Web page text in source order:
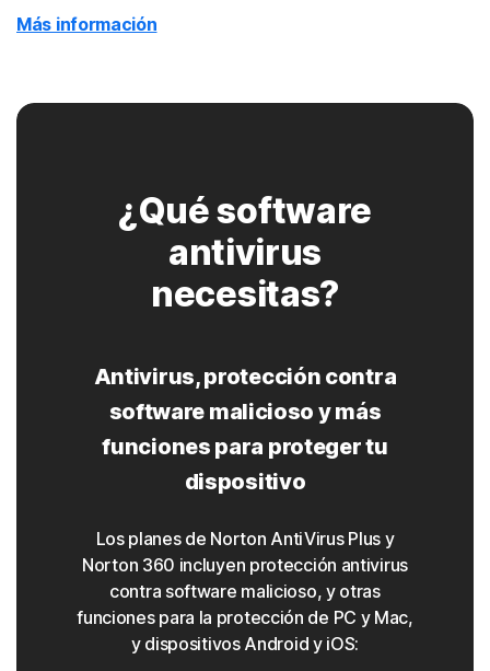
Más información
¿Qué software
antivirus
necesitas?
Antivirus, protección contra
software malicioso y más
funciones para proteger tu
dispositivo
Los planes de Norton AntiVirus Plus y
Norton 360 incluyen protección antivirus
contra software malicioso, y otras
funciones para la protección de PC y Mac,
y dispositivos Android y iOS: